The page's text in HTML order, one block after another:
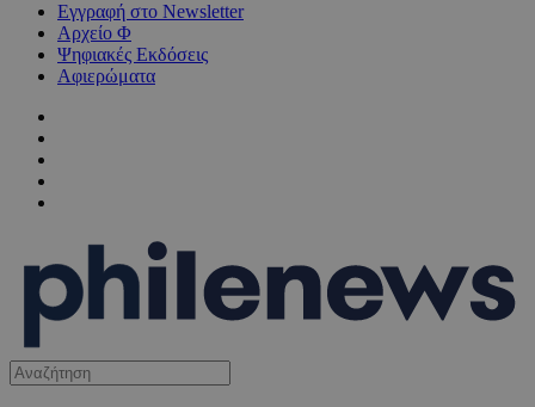
Εγγραφή στο Newsletter
Αρχείο Φ
Ψηφιακές Εκδόσεις
Αφιερώματα